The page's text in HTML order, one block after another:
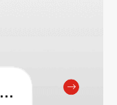
ASP40 Digital Potentiometer